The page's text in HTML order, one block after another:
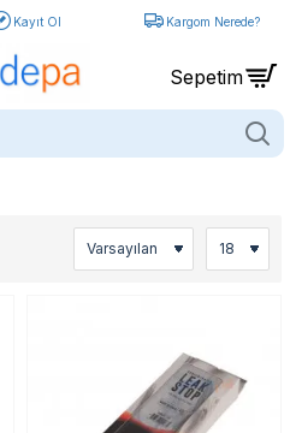
Kayıt Ol Kargom Nerede?